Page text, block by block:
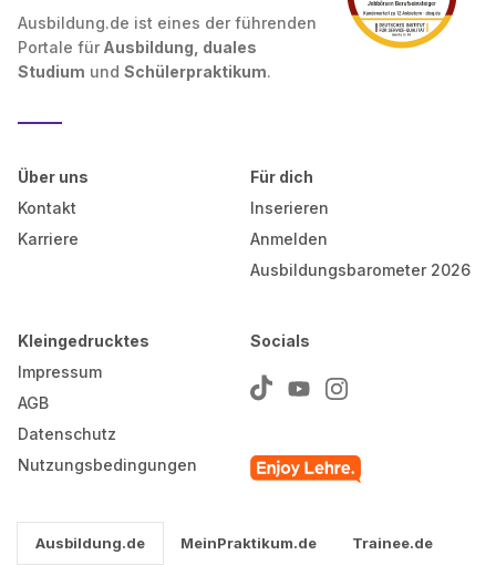
Ausbildung.de ist eines der führenden
Portale für Ausbildung, duales
Studium und Schülerpraktikum.
Über uns
Kontakt
Karriere
Für dich
Inserieren
Anmelden
Ausbildungsbarometer 2026
Kleingedrucktes
Impressum
AGB
Datenschutz
Nutzungsbedingungen
Socials
Ausbildung.de MeinPraktikum.de Trainee.de